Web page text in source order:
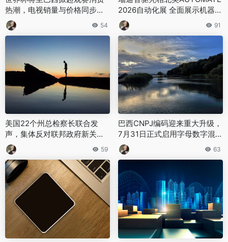
热潮，电视销量与价格同步上
涨
54
2026自动化展 全面展示机器人
核心部件全系列产品
91
美国22个州总检察长联合发
声，集体反对联邦政府新关税
计划
59
巴西CNPJ编码迎来重大升级，
7月31日正式启用字母数字混合
全新格式
63